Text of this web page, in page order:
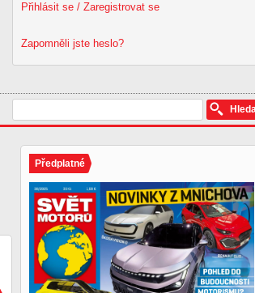
Přihlásit se / Zaregistrovat se
Zapomněli jste heslo?
Předplatné